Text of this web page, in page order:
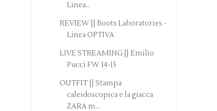
Linea...
REVIEW || Boots Laboratories -
Linea OPTIVA
LIVE STREAMING || Emilio
Pucci FW 14-15
OUTFIT || Stampa
caleidoscopica e la giacca
ZARA m...